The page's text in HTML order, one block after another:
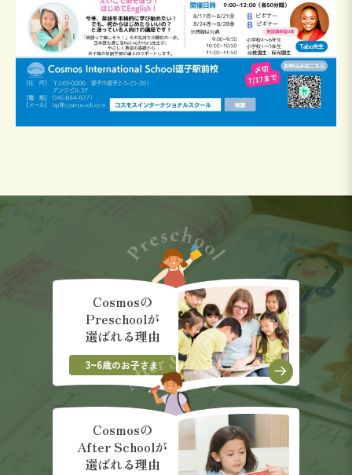
Cosmosの
Preschoolが
選ばれる理由
3~6歳のお子さま
Cosmosの
After Schoolが
選ばれる理由